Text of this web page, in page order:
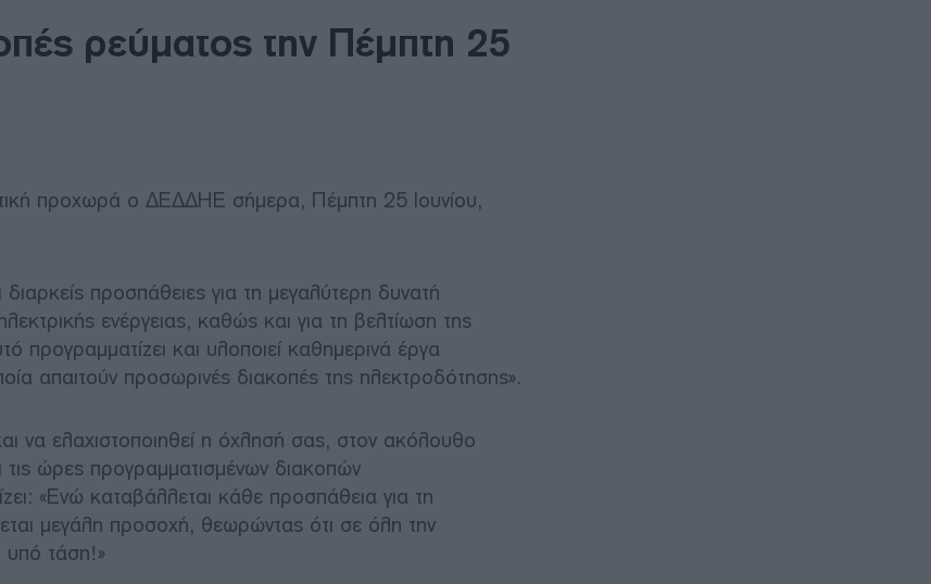
ρεύματος την Πέμπτη 25
προχωρά ο ΔΕΔΔΗΕ σήμερα, Πέμπτη 25 Ιουνίου,
προσπάθειες για τη μεγαλύτερη δυνατή
ενέργειας, καθώς και για τη βελτίωση της
προγραμματίζει και υλοποιεί καθημερινά έργα
απαιτούν προσωρινές διακοπές της ηλεκτροδότησης».
να ελαχιστοποιηθεί η όχλησή σας, στον ακόλουθο
τις ώρες προγραμματισμένων διακοπών
«Ενώ καταβάλλεται κάθε προσπάθεια για τη
μεγάλη προσοχή, θεωρώντας ότι σε όλη την
υπό τάση!»